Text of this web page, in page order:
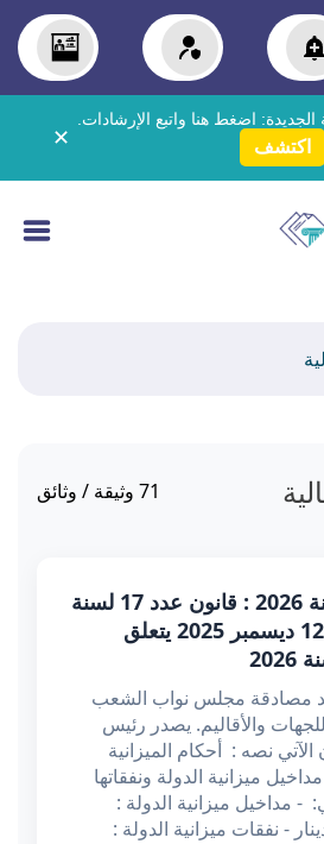
اضغط هنا واتبع الإرشادات.
اكتشف ✕
71 وثيقة / وثائق
قانون المالية لسنة 2026 : قانون عدد 17 لسنة
2025 مؤرخ في 12 ديسمبر 2025 يتعلق
مصادقة مجلس نواب الشعب
والأقاليم. يصدر رئيس
الآتي نصه : أحكام الميزانية
ميزانية الدولة ونفقاتها
كما يلي: - مداخيل ميزانية الدولة :